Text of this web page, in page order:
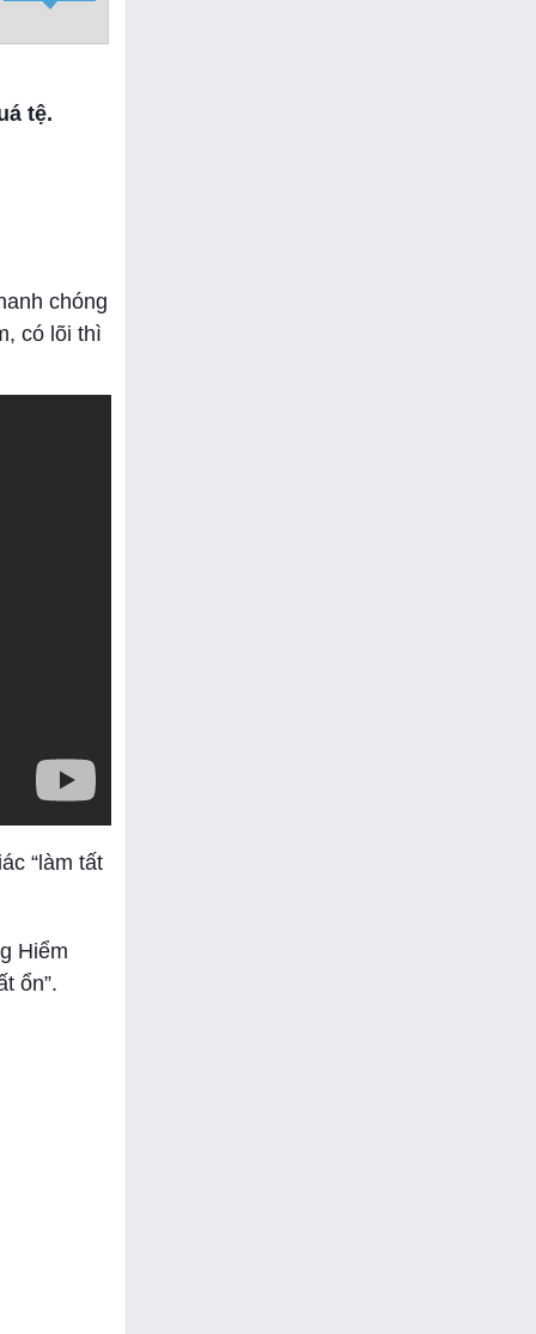
tệ.
chóng
có lõi thì
“làm tất
Hiểm
ổn”.